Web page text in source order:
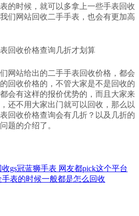
的时候，就可以多拿上一些手表回收
们网站回收二手手表，也会有更加高
网站给出的二手手表回收价格，都会
回收价格的，不管大家是不是回收的
会有这样的报价优势的，而且大家来
还不用大家出门就可以回收，那么以
回收价格查询会有几折？以及几折的
题的介绍了。
gs冠蓝狮手表 网友都pick这个平台
手表的时候一般都是怎么回收